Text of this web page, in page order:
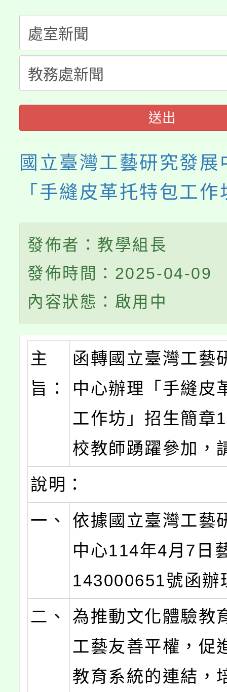
半價優惠，詳情可洽有
者。
份教師增能研習
大溪自造教育及科技中
份教師研習
淨零綠生活教案入校路
會
115年食農教育專業人
程
送出
國立臺灣工藝研究發展
「手縫皮革托特包工作
發佈者：教學組長
發佈時間：2025-04-09
內容狀態：啟用中
主
旨：
函轉國立臺灣工藝
中心辦理「手縫皮
工作坊」招生簡章
校教師踴躍參加，
說明：
一、
依據國立臺灣工藝
中心114年4月7日
143000651號函辦
二、
為推動文化體驗教
工藝友善平權，促
教育系統的連結，